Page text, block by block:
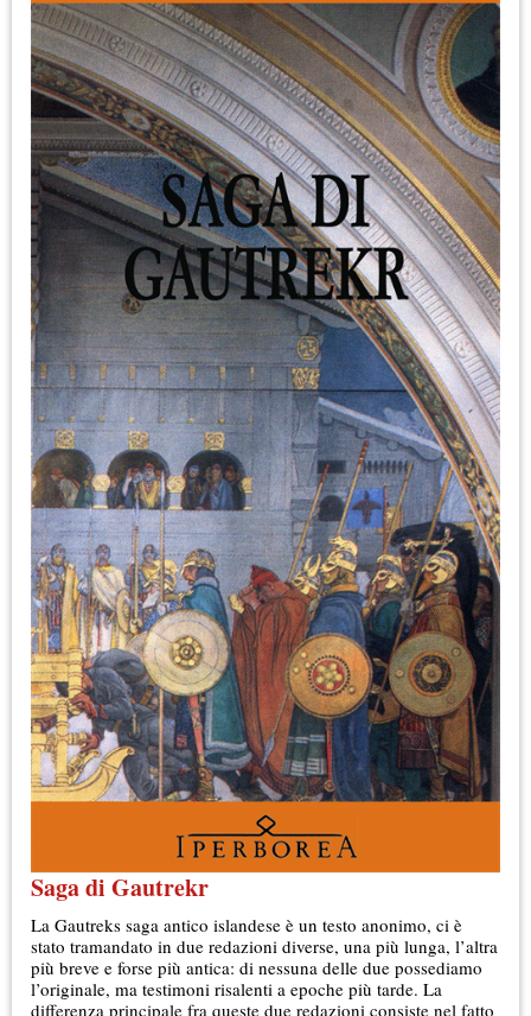
Saga di Gautrekr
La Gautreks saga antico islandese è un testo anonimo, ci è
stato tramandato in due redazioni diverse, una più lunga, l’altra
più breve e forse più antica: di nessuna delle due possediamo
l’originale, ma testimoni risalenti a epoche più tarde. La
differenza principale fra queste due redazioni consiste nel fatto